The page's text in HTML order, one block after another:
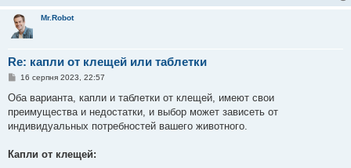
е
н
н
Mr.Robot
Re: капли от клещей или таблетки
П
в
д
о
м
е
16 серпня 2023, 22:57
Оба варианта, капли и таблетки от клещей, имеют свои
преимущества и недостатки, и выбор может зависеть от
индивидуальных потребностей вашего животного.
Капли от клещей: